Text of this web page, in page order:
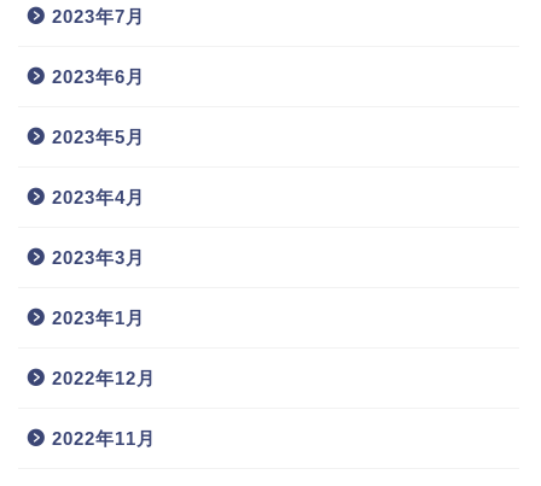
2023年7月
2023年6月
2023年5月
2023年4月
2023年3月
2023年1月
2022年12月
2022年11月